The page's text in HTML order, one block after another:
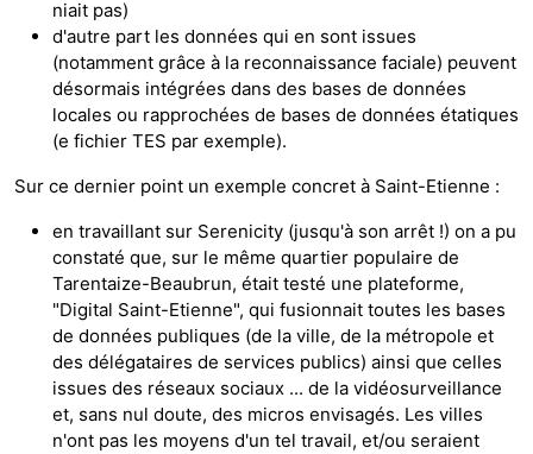
niait pas)
d'autre part les données qui en sont issues
(notamment grâce à la reconnaissance faciale) peuvent
désormais intégrées dans des bases de données
locales ou rapprochées de bases de données étatiques
(e fichier TES par exemple).
Sur ce dernier point un exemple concret à Saint-Etienne :
en travaillant sur Serenicity (jusqu'à son arrêt !) on a pu
constaté que, sur le même quartier populaire de
Tarentaize-Beaubrun, était testé une plateforme,
"Digital Saint-Etienne", qui fusionnait toutes les bases
de données publiques (de la ville, de la métropole et
des délégataires de services publics) ainsi que celles
issues des réseaux sociaux ... de la vidéosurveillance
et, sans nul doute, des micros envisagés. Les villes
n'ont pas les moyens d'un tel travail, et/ou seraient